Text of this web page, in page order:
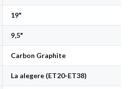
19"
9,5"
Carbon Graphite
La alegere (ET20-ET38)